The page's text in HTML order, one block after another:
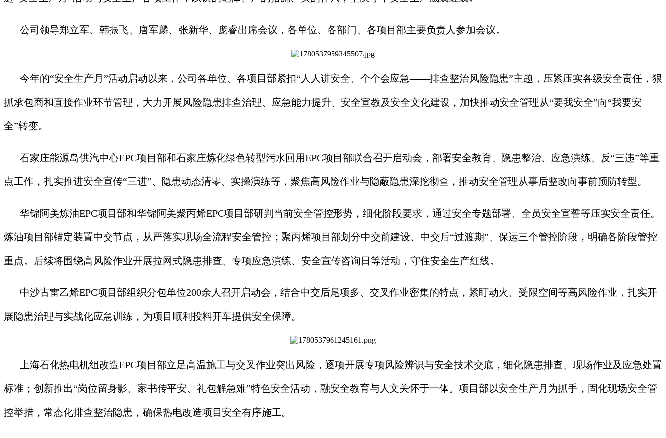
公司领导郑立军、韩振飞、唐军麟、张新华、庞睿出席会议，各单位、各部门、各项目部主要负责人参加会议。
今年的“安全生产月”活动启动以来，公司各单位、各项目部紧扣“人人讲安全、个个会应急——排查整治风险隐患”主题，压紧压实各级安全责任，狠
抓承包商和直接作业环节管理，大力开展风险隐患排查治理、应急能力提升、安全宣教及安全文化建设，加快推动安全管理从“要我安全”向“我要安
全”转变。
石家庄能源岛供汽中心EPC项目部和石家庄炼化绿色转型污水回用EPC项目部联合召开启动会，部署安全教育、隐患整治、应急演练、反“三违”等重
点工作，扎实推进安全宣传“三进”、隐患动态清零、实操演练等，聚焦高风险作业与隐蔽隐患深挖彻查，推动安全管理从事后整改向事前预防转型。
华锦阿美炼油EPC项目部和华锦阿美聚丙烯EPC项目部研判当前安全管控形势，细化阶段要求，通过安全专题部署、全员安全宣誓等压实安全责任。
炼油项目部锚定装置中交节点，从严落实现场全流程安全管控；聚丙烯项目部划分中交前建设、中交后“过渡期”、保运三个管控阶段，明确各阶段管控
重点。后续将围绕高风险作业开展拉网式隐患排查、专项应急演练、安全宣传咨询日等活动，守住安全生产红线。
中沙古雷乙烯EPC项目部组织分包单位200余人召开启动会，结合中交后尾项多、交叉作业密集的特点，紧盯动火、受限空间等高风险作业，扎实开
展隐患治理与实战化应急训练，为项目顺利投料开车提供安全保障。
上海石化热电机组改造EPC项目部立足高温施工与交叉作业突出风险，逐项开展专项风险辨识与安全技术交底，细化隐患排查、现场作业及应急处置
标准；创新推出“岗位留身影、家书传平安、礼包解急难”特色安全活动，融安全教育与人文关怀于一体。项目部以安全生产月为抓手，固化现场安全管
控举措，常态化排查整治隐患，确保热电改造项目安全有序施工。